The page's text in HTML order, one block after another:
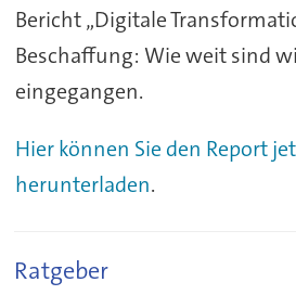
Bericht „Digitale
Beschaffung: Wie weit sind
eingegangen.
Hier können Sie den Report
herunterladen.
Ratgeber